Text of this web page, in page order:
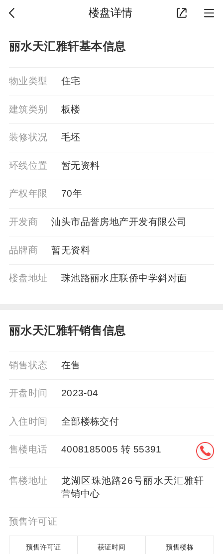
楼盘详情
丽水天汇雅轩基本信息
物业类型 住宅
建筑类别 板楼
装修状况 毛坯
环线位置 暂⽆资料
产权年限 70年
开发商 汕头市品誉房地产开发有限公司
品牌商 暂⽆资料
楼盘地址 珠池路丽水庄联侨中学斜对面
丽水天汇雅轩销售信息
销售状态 在售
开盘时间 2023-04
入住时间 全部楼栋交付
售楼电话 4008185005 转 55391
售楼地址
龙湖区珠池路26号丽水天汇雅轩
营销中心
预售许可证
预售许可证 获证时间 预售楼栋